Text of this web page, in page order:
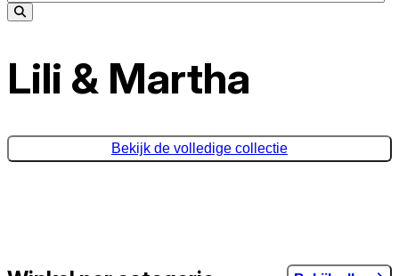
Lili & Martha
Bekijk de volledige collectie